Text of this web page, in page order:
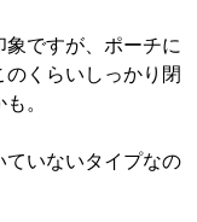
ですが、ポーチに
のくらいしっかり閉
。
いないタイプなの